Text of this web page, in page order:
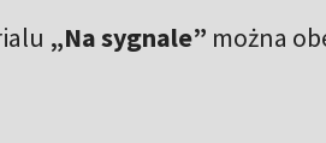
„Na sygnale” można